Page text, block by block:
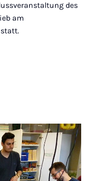
des
am